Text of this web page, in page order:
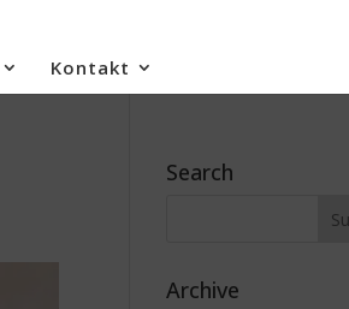
Kontakt
Search
Archive